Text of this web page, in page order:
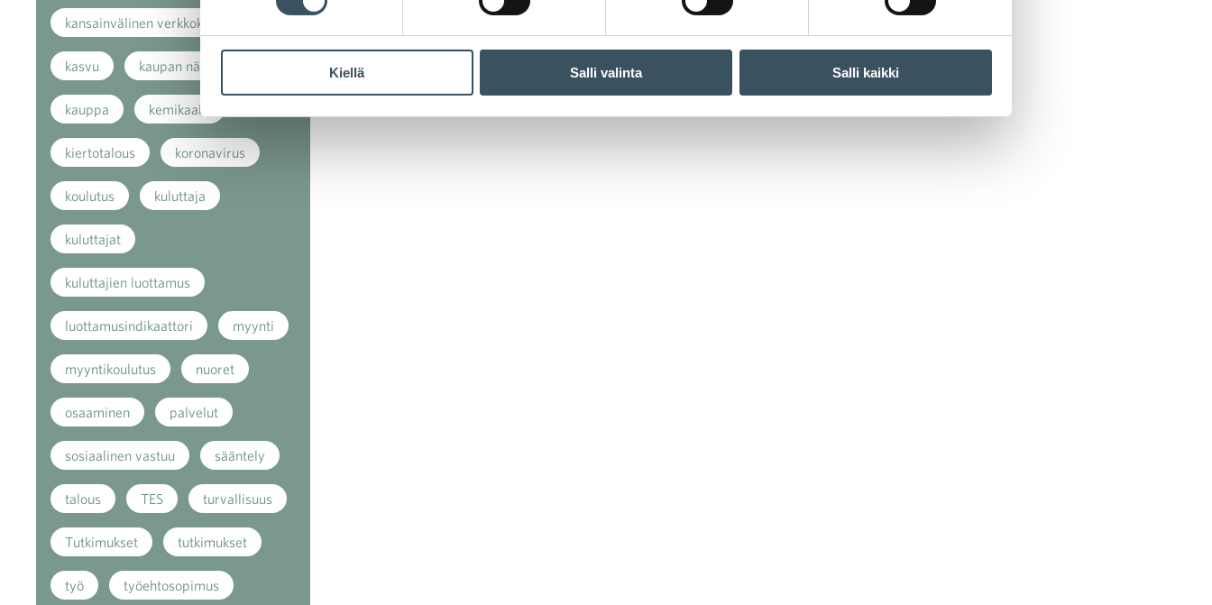
Kiellä Salli valinta Salli kaikki
kansainvälinen verkkokauppa
kasvu kaupan näkymät
kauppa kemikaalit
kiertotalous koronavirus
koulutus kuluttaja
kuluttajat
kuluttajien luottamus
luottamusindikaattori myynti
myyntikoulutus nuoret
osaaminen palvelut
sosiaalinen vastuu sääntely
talous TES turvallisuus
Tutkimukset tutkimukset
työ työehtosopimus